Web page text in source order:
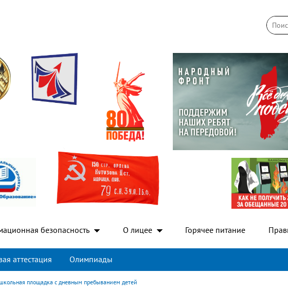
безопасность О лицее Горячее питание
аттестация Олимпиады
площадка с дневным пребыванием детей